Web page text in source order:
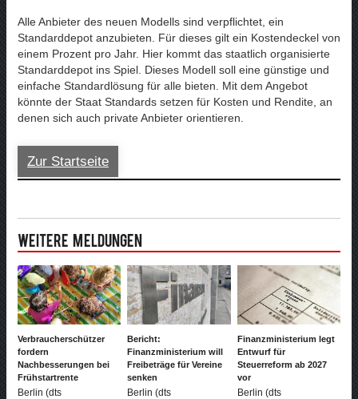
Alle Anbieter des neuen Modells sind verpflichtet, ein
Standarddepot anzubieten. Für dieses gilt ein Kostendeckel von
einem Prozent pro Jahr. Hier kommt das staatlich organisierte
Standarddepot ins Spiel. Dieses Modell soll eine günstige und
einfache Standardlösung für alle bieten. Mit dem Angebot
könnte der Staat Standards setzen für Kosten und Rendite, an
denen sich auch private Anbieter orientieren.
Zur Startseite
Weitere Meldungen
Verbraucherschützer
fordern
Nachbesserungen bei
Frühstartrente
Berlin (dts
Bericht:
Finanzministerium will
Freibeträge für Vereine
senken
Berlin (dts
Finanzministerium legt
Entwurf für
Steuerreform ab 2027
vor
Berlin (dts